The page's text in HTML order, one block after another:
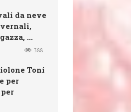
da neve
...
388
Toni
per